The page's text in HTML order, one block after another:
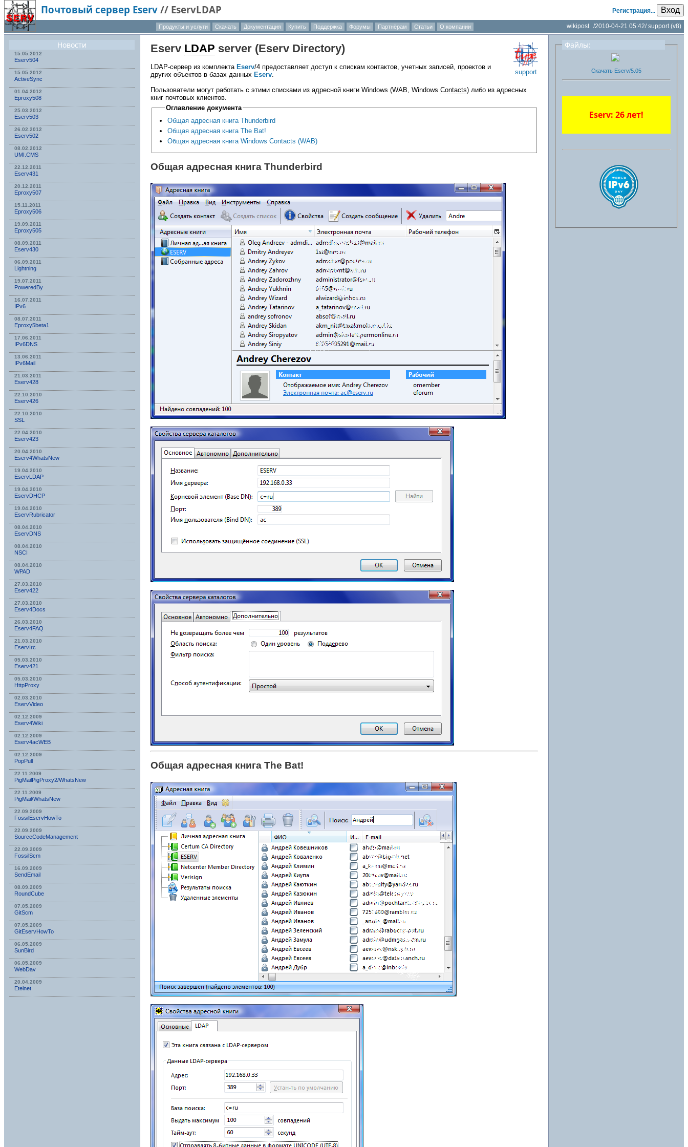
Регистрация... Вход
Почтовый сервер Eserv // EservLDAP
wikipost /2010-04-21 05:42/support (v8)
Продукты и услуги Скачать Документация Купить Поддержка Форумы Партнёрам Статьи О компании
Новости
15.05.2012
Eserv504
15.05.2012
ActiveSync
01.04.2012
Eproxy508
25.03.2012
Eserv503
26.02.2012
Eserv502
08.02.2012
UMI.CMS
22.12.2011
Eserv431
20.12.2011
Eproxy507
15.11.2011
Eproxy506
19.09.2011
Eproxy505
08.09.2011
Eserv430
06.09.2011
Lightning
19.07.2011
PoweredBy
16.07.2011
IPv6
08.07.2011
Eproxy5beta1
17.06.2011
IPv6DNS
13.06.2011
IPv6Mail
21.03.2011
Eserv428
22.10.2010
Eserv426
22.10.2010
SSL
22.04.2010
Eserv423
20.04.2010
Eserv4WhatsNew
19.04.2010
EservLDAP
19.04.2010
EservDHCP
19.04.2010
EservRubricator
08.04.2010
EservDNS
08.04.2010
NSСI
08.04.2010
WPAD
27.03.2010
Eserv422
27.03.2010
Eserv4Docs
26.03.2010
Eserv4FAQ
21.03.2010
EservIrc
05.03.2010
Eserv421
05.03.2010
HttpProxy
02.03.2010
EservVideo
02.12.2009
Eserv4Wiki
02.12.2009
Eserv4acWEB
02.12.2009
PopPull
22.11.2009
PigMailPigProxy2/WhatsNew
22.11.2009
PigMail/WhatsNew
22.09.2009
FossilEservHowTo
22.09.2009
SourceCodeManagement
22.09.2009
FossilScm
16.09.2009
SendEmail
08.09.2009
RoundCube
07.05.2009
GitScm
07.05.2009
GitEservHowTo
06.05.2009
SunBird
06.05.2009
WebDav
20.04.2009
Etelnet
support
Eserv LDAP server (Eserv Directory)
LDAP-сервер из комплекта Eserv/4 предоставляет доступ к спискам контактов, учетных записей, проектов и
других объектов в базах данных Eserv
Пользователи могут работать с этими списками из адресной книги Windows (WAB, Windows Contacts) либо из адресных
книг почтовых клиентов.
Оглавление документа
Общая адресная книга Thunderbird
Общая адресная книга The Bat!
Общая адресная книга Windows Contacts (WAB)
Общая адресная книга Thunderbird
Общая адресная книга The Bat!
Файлы:
Скачать Eserv/5.05
Eserv: 26 лет!